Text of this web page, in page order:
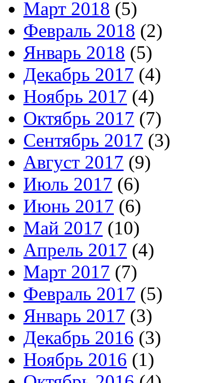
Март 2018 (5)
Февраль 2018 (2)
Январь 2018 (5)
Декабрь 2017 (4)
Ноябрь 2017 (4)
Октябрь 2017 (7)
Сентябрь 2017 (3)
Август 2017 (9)
Июль 2017 (6)
Июнь 2017 (6)
Май 2017 (10)
Апрель 2017 (4)
Март 2017 (7)
Февраль 2017 (5)
Январь 2017 (3)
Декабрь 2016 (3)
Ноябрь 2016 (1)